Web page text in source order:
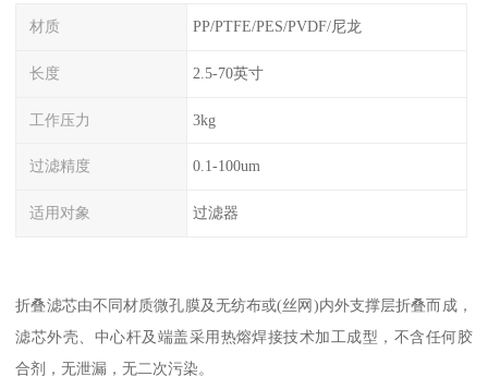
材质 PP/PTFE/PES/PVDF/尼龙
长度 2.5-70英寸
工作压力 3kg
过滤精度 0.1-100um
适用对象 过滤器
折叠滤芯由不同材质微孔膜及无纺布或(丝网)内外支撑层折叠而成，
滤芯外壳、中心杆及端盖采用热熔焊接技术加工成型，不含任何胶
合剂，无泄漏，无二次污染。